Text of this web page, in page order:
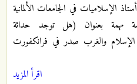
نشر أستاذ الإسلاميات في الجامعات الألمانية
مهمة بعنوان (هل توجد حداثة
والغرب صدر في فرانكفورت
اقرأ المزيد